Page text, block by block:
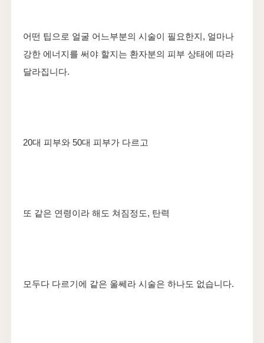
어떤 팁으로 얼굴 어느부분의 시술이 필요한지, 얼마나
강한 에너지를 써야 할지는 환자분의 피부 상태에 따라
달라집니다.
20대 피부와 50대 피부가 다르고
또 같은 연령이라 해도 쳐짐정도, 탄력
모두다 다르기에 같은 울쎄라 시술은 하나도 없습니다.